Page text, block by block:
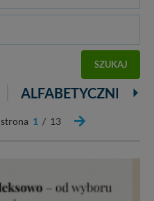
SZUKAJ
ALFABETYCZNIE
strona 1 / 13